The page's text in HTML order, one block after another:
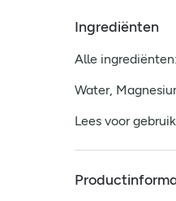
Ingrediënten
Alle ingrediënten:
Water,
Lees voor